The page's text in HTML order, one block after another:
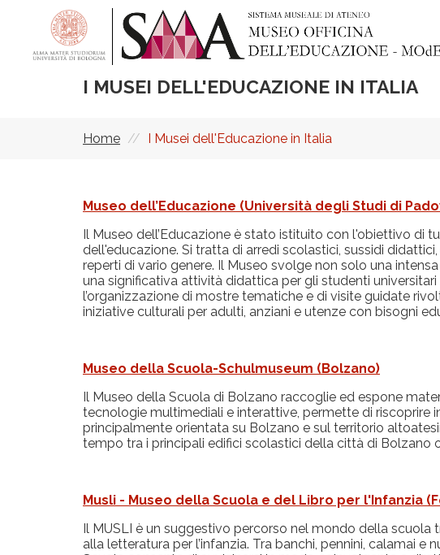
contenuto
principale
I MUSEI DELL'EDUCAZIONE IN ITALIA
Briciole
Home I Musei dell'Educazione in Italia
Museo dell’Educazione (Università degli Studi di
Il Museo dell’Educazione è stato istituito con l'obiettivo di
dell'educazione. Si tratta di arredi scolastici, sussidi
reperti di vario genere. Il Museo svolge non solo una
una significativa attività didattica per gli studenti
l’organizzazione di mostre tematiche e di visite guidate
iniziative culturali per adulti, anziani e utenze con bisogni
Museo della Scuola-Schulmuseum (Bolzano)
Il Museo della Scuola di Bolzano raccoglie ed espone
tecnologie multimediali e interattive, permette di
principalmente orientata su Bolzano e sul territorio
tempo tra i principali edifici scolastici della città di Bolzano
Musli - Museo della Scuola e del Libro per l'Infanzia
Il MUSLI è un suggestivo percorso nel mondo della
alla letteratura per l’infanzia. Tra banchi, pennini, calamai